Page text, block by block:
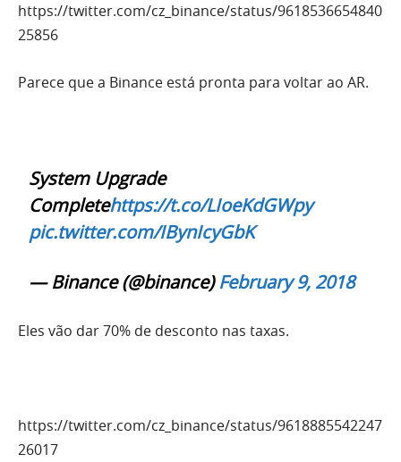
https://twitter.com/cz_binance/status/9618536654840
25856
Parece que a Binance está pronta para voltar ao AR.
System Upgrade
Completehttps://t.co/LIoeKdGWpy
pic.twitter.com/IBynIcyGbK
— Binance (@binance)February 9, 2018
Eles vão dar 70% de desconto nas taxas.
https://twitter.com/cz_binance/status/9618885542247
26017